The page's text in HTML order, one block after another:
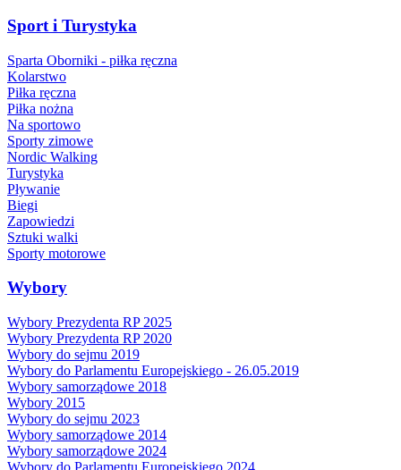
Sport i Turystyka
Sparta Oborniki - piłka ręczna
Kolarstwo
Piłka ręczna
Piłka nożna
Na sportowo
Sporty zimowe
Nordic Walking
Turystyka
Pływanie
Biegi
Zapowiedzi
Sztuki walki
Sporty motorowe
Wybory
Wybory Prezydenta RP 2025
Wybory Prezydenta RP 2020
Wybory do sejmu 2019
Wybory do Parlamentu Europejskiego - 26.05.2019
Wybory samorządowe 2018
Wybory 2015
Wybory do sejmu 2023
Wybory samorządowe 2014
Wybory samorządowe 2024
Wybory do Parlamentu Europejskiego 2024